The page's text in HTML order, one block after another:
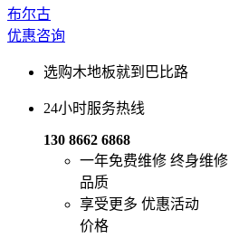
布尔古
优惠咨询
选购木地板就到巴比路
24小时服务热线
130 8662 6868
一年免费维修 终身维修
品质
享受更多 优惠活动
价格